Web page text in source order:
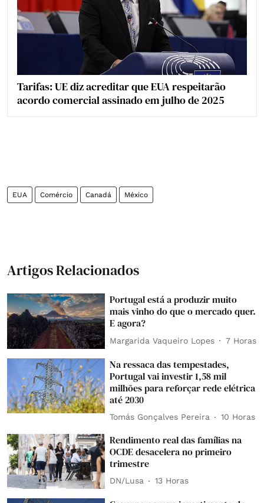
Tarifas: UE diz acreditar que EUA respeitarão
acordo comercial assinado em julho de 2025
EUA Comércio Canadá México
Artigos Relacionados
Portugal está a produzir muito
mais vinho do que o mercado quer.
E agora?
Margarida Vaqueiro Lopes 7 Horas
Na ressaca das tempestades,
Portugal vai investir 1,58 mil
milhões para reforçar rede elétrica
até 2030
Tomás Gonçalves Pereira 10 Horas
Rendimento real das famílias na
OCDE desacelera no primeiro
trimestre
DN/Lusa 13 Horas